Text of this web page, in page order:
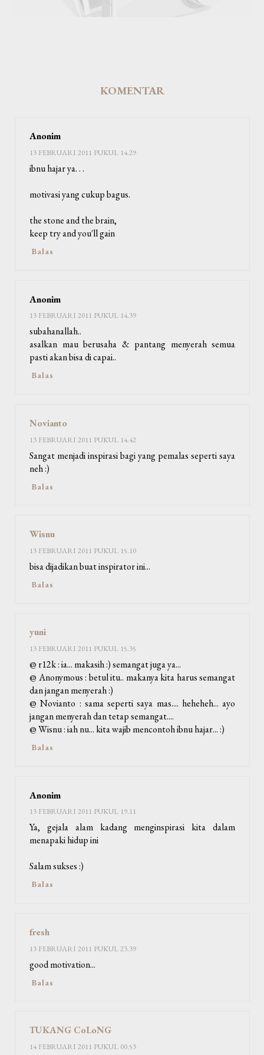
KOMENTAR
Anonim
13 FEBRUARI 2011 PUKUL 14.29
ibnu hajar ya. . .
motivasi yang cukup bagus.
the stone and the brain,
keep try and you'll gain
Balas
Anonim
13 FEBRUARI 2011 PUKUL 14.39
subahanallah..
asalkan mau berusaha & pantang menyerah semua
pasti akan bisa di capai..
Balas
Novianto
13 FEBRUARI 2011 PUKUL 14.42
Sangat menjadi inspirasi bagi yang pemalas seperti saya
neh :)
Balas
Wisnu
13 FEBRUARI 2011 PUKUL 15.10
bisa dijadikan buat inspirator ini...
Balas
yuni
13 FEBRUARI 2011 PUKUL 15.35
@ r12k : ia... makasih :) semangat juga ya...
@ Anonymous : betul itu.. makanya kita harus semangat
dan jangan menyerah :)
@ Novianto : sama seperti saya mas.... heheheh... ayo
jangan menyerah dan tetap semangat....
@ Wisnu : iah nu... kita wajib mencontoh ibnu hajar... :)
Balas
Anonim
13 FEBRUARI 2011 PUKUL 19.11
Ya, gejala alam kadang menginspirasi kita dalam
menapaki hidup ini
Salam sukses :)
Balas
fresh
13 FEBRUARI 2011 PUKUL 23.39
good motivation...
Balas
TUKANG CoLoNG
14 FEBRUARI 2011 PUKUL 00.53